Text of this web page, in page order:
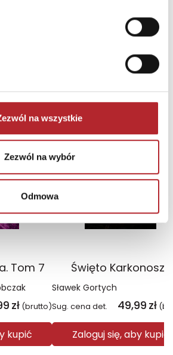
na wszystkie
Zezwól na wybór
Odmowa
Tom 7
zł (brutto)
kupić
TOP 100
Święto Karkonoszy
Sławek Gortych
Sug. cena det. 49,99 zł
Zaloguj się, aby kupić